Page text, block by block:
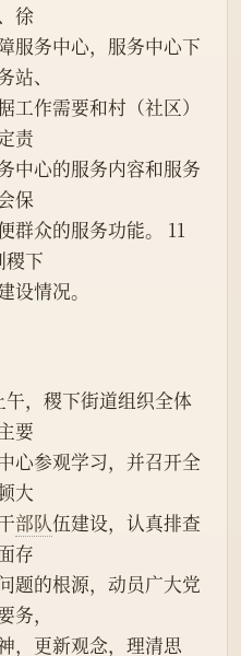
徐
服务中心，服务中心下
、
工作需要和村（社区）
责
中心的服务内容和服务
保
群众的服务功能。 11
稷下
设情况。
午，稷下街道组织全体
要
心参观学习，并召开全
大
部队伍建设，认真排查
存
题的根源，动员广大党
，
，更新观念，理清思